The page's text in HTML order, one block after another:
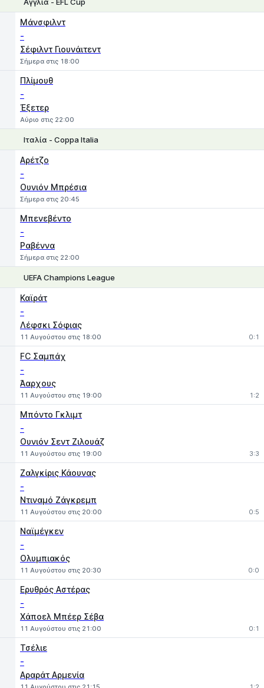
Μάνσφιλντ
-
Σέφιλντ Γιουνάιτεντ
Σήμερα στις 18:00
Πλίμουθ
-
Έξετερ
Αύριο στις 22:00
Ιταλία - Coppa Italia
Αρέτζο
-
Ουνιόν Μπρέσια
Σήμερα στις 20:45
Μπενεβέντο
-
Ραβέννα
Σήμερα στις 22:00
UEFA Champions League
Καϊράτ
-
Λέφσκι Σόφιας
11 Αυγούστου στις 18:00 0:1
FC Σαμπάχ
-
Άαρχους
11 Αυγούστου στις 19:00 1:2
Μπόντο Γκλιμτ
-
Ουνιόν Σεντ Ζιλουάζ
11 Αυγούστου στις 19:00 3:3
Ζαλγκίρις Κάουνας
-
Ντιναμό Ζάγκρεμπ
11 Αυγούστου στις 20:00 0:5
Ναϊμέγκεν
-
Ολυμπιακός
11 Αυγούστου στις 20:30 0:0
Ερυθρός Αστέρας
-
Χάποελ Μπέερ Σέβα
11 Αυγούστου στις 21:00 0:1
Τσέλιε
-
Αραράτ Αρμενία